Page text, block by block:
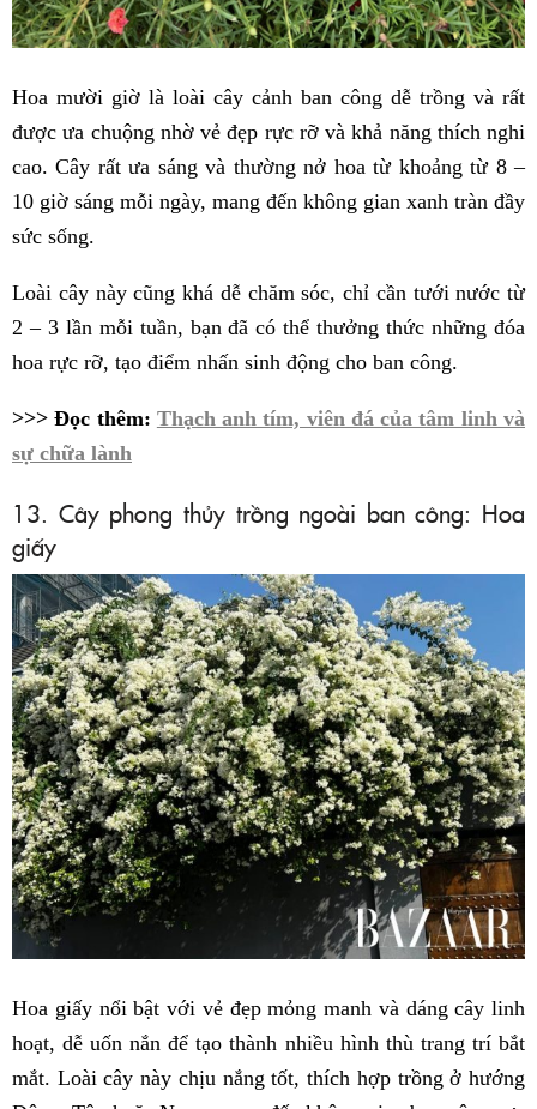
Hoa mười giờ là loài cây cảnh ban công dễ trồng và rất
được ưa chuộng nhờ vẻ đẹp rực rỡ và khả năng thích nghi
cao. Cây rất ưa sáng và thường nở hoa từ khoảng từ 8 –
10 giờ sáng mỗi ngày, mang đến không gian xanh tràn đầy
sức sống.
Loài cây này cũng khá dễ chăm sóc, chỉ cần tưới nước từ
2 – 3 lần mỗi tuần, bạn đã có thể thưởng thức những đóa
hoa rực rỡ, tạo điểm nhấn sinh động cho ban công.
>>> Đọc thêm: Thạch anh tím, viên đá của tâm linh và
sự chữa lành
13. Cây phong thủy trồng ngoài ban công: Hoa
giấy
Hoa giấy nổi bật với vẻ đẹp mỏng manh và dáng cây linh
hoạt, dễ uốn nắn để tạo thành nhiều hình thù trang trí bắt
mắt. Loài cây này chịu nắng tốt, thích hợp trồng ở hướng